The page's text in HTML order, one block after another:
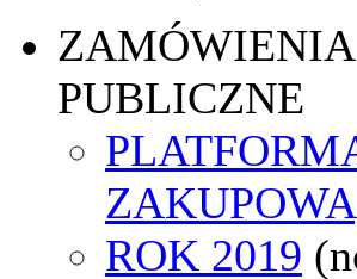
ZAMÓWIENIA
PUBLICZNE
ZAKUPOWA
ROK 2019